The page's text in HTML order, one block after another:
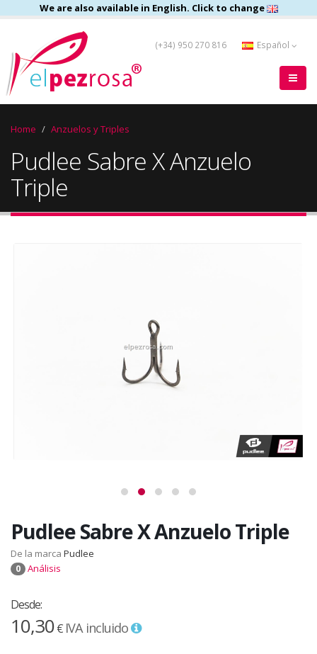
We are also available in English. Click to change
(+34) 950 270 816 Español
Home Anzuelos y Triples
Pudlee Sabre X Anzuelo
Triple
Pudlee Sabre X Anzuelo Triple
De la marca Pudlee
0 Análisis
Desde:
10,30€ IVA incluido